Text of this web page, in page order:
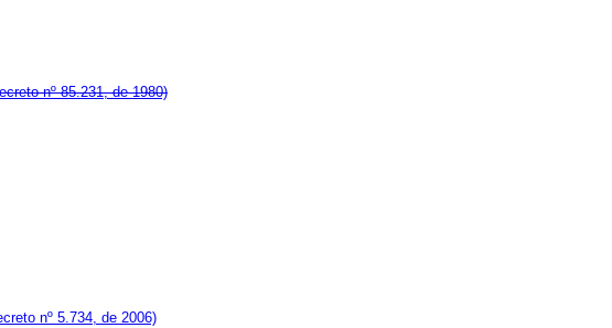
nº 85.231, de 1980)
nº 5.734, de 2006)